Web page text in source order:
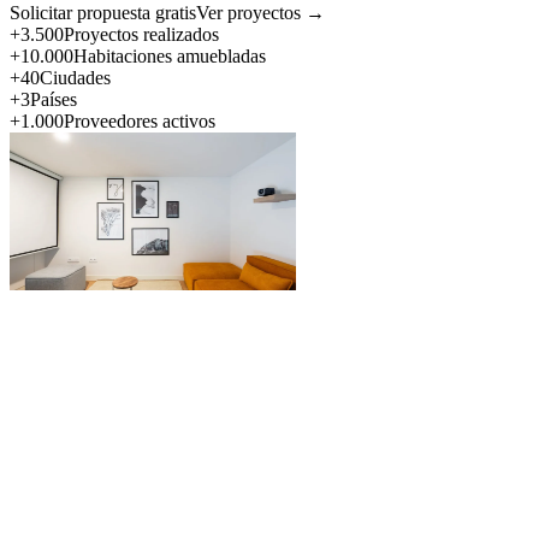
Solicitar propuesta gratisVer proyectos →
+3.500Proyectos realizados
+10.000Habitaciones amuebladas
+40Ciudades
+3Países
+1.000Proveedores activos